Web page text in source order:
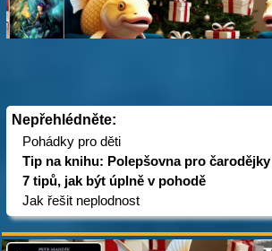
Nepřehlédněte:
Pohádky pro děti
Tip na knihu: Polepšovna pro čarodějky
7 tipů, jak být úplně v pohodě
Jak řešit neplodnost